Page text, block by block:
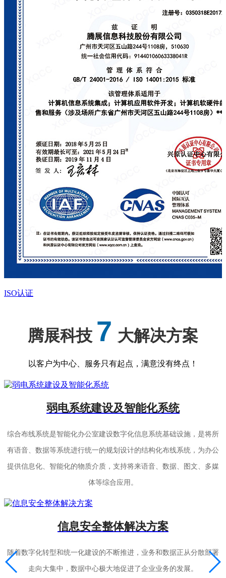
ISO认证
腾展科技 7 大解决方案
以客户为中心、服务只有起点，满意没有终点！
弱电系统建设及智能化系统
综合布线系统是智能化办公室建设数字化信息系统基础设施，是将所
有语音、数据等系统进行统一的规划设计的结构化布线系统，为办公
提供信息化、智能化的物质介质，支持将来语音、数据、图文、多媒
体等综合应用。
信息安全整体解决方案
随着数字化转型和统一化建设的不断推进，业务和数据正从分散部署
走向大集中，数据中心极大地促进了企业业务的发展。